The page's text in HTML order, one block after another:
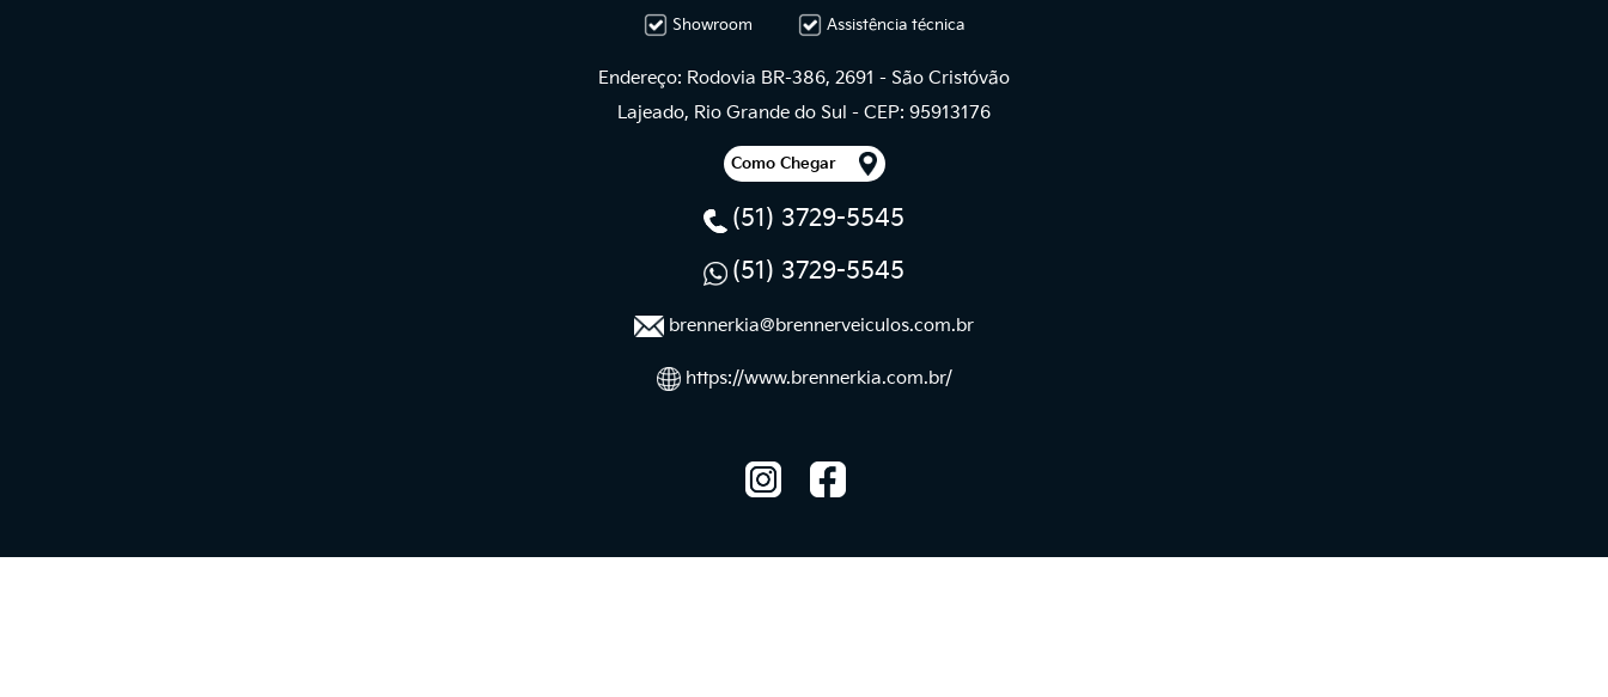
Showroom Assistência técnica
Endereço: Rodovia BR-386, 2691 - São Cristóvão
Lajeado, Rio Grande do Sul - CEP: 95913176
Como Chegar
(51) 3729-5545
(51) 3729-5545
brennerkia@brennerveiculos.com.br
https://www.brennerkia.com.br/